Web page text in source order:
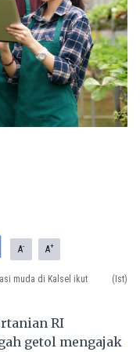
A- A+
muda di Kalsel ikut
(Ist)
RI
getol mengajak